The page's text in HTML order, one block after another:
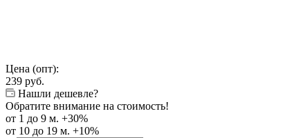
Цена (опт):
239 руб.
Нашли дешевле?
Обратите внимание на стоимость!
от 1 до 9 м. +30%
от 10 до 19 м. +10%